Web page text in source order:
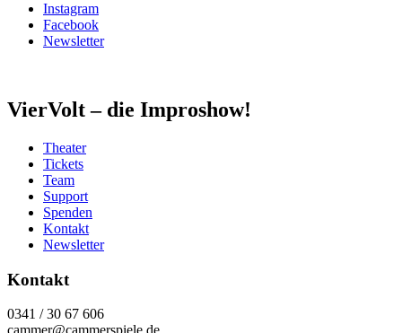
Instagram
Facebook
Newsletter
VierVolt – die Improshow!
Theater
Tickets
Team
Support
Spenden
Kontakt
Newsletter
Kontakt
0341 / 30 67 606